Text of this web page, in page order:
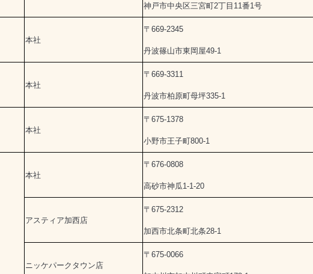
神戸市中央区三宮町2丁目11番1号
本社
〒669-2345
丹波篠山市東岡屋49-1
本社
〒669-3311
丹波市柏原町母坪335-1
本社
〒675-1378
小野市王子町800-1
本社
〒676-0808
高砂市神瓜1-1-20
アスティア加西店
〒675-2312
加西市北条町北条28-1
ニッケパークタウン店
〒675-0066